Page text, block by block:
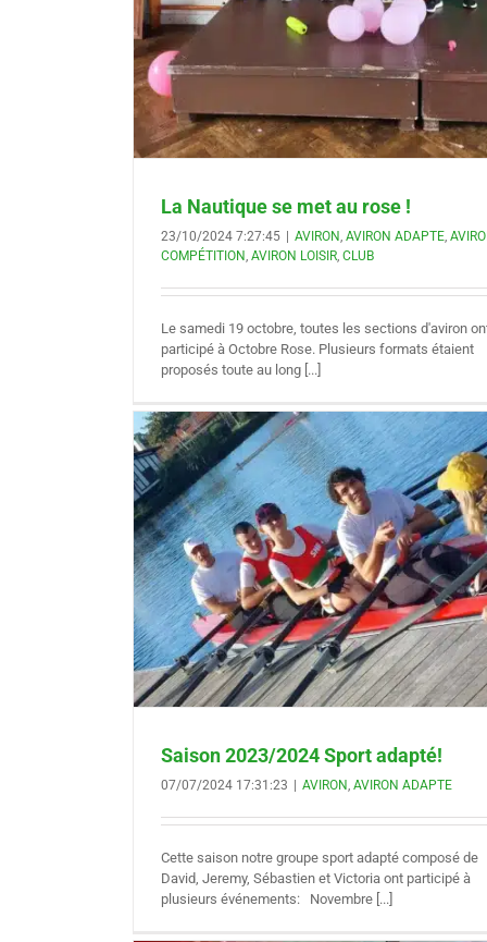
La Nautique se met au rose !
23/10/2024 7:27:45 AVIRON, AVIRON ADAPTE,
COMPÉTITION, AVIRON LOISIR, CLUB
Le samedi 19 octobre, toutes les sections d'aviron
participé à Octobre Rose. Plusieurs formats étaient
proposés toute au long [...]
Saison 2023/2024 Sport adapté!
07/07/2024 17:31:23 AVIRON, AVIRON ADAPTE
Cette saison notre groupe sport adapté composé de
David, Jeremy, Sébastien et Victoria ont participé à
plusieurs événements: Novembre [...]